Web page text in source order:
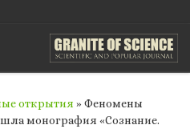
открытия » Феномены
монография «Сознание.